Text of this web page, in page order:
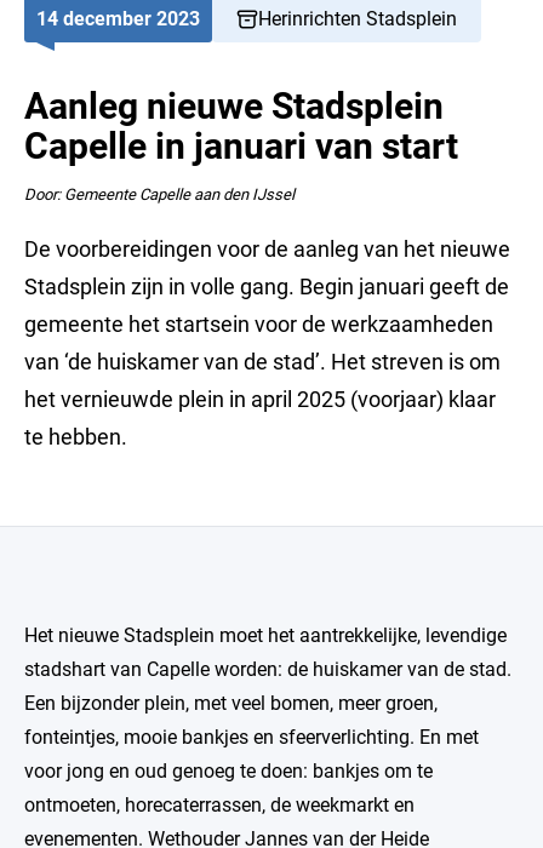
14 december 2023 Herinrichten Stadsplein
Aanleg nieuwe Stadsplein
Capelle in januari van start
Door: Gemeente Capelle aan den IJssel
De voorbereidingen voor de aanleg van het nieuwe
Stadsplein zijn in volle gang. Begin januari geeft de
gemeente het startsein voor de werkzaamheden
van ‘de huiskamer van de stad’. Het streven is om
het vernieuwde plein in april 2025 (voorjaar) klaar
te hebben.
Het nieuwe Stadsplein moet het aantrekkelijke, levendige
stadshart van Capelle worden: de huiskamer van de stad.
Een bijzonder plein, met veel bomen, meer groen,
fonteintjes, mooie bankjes en sfeerverlichting. En met
voor jong en oud genoeg te doen: bankjes om te
ontmoeten, horecaterrassen, de weekmarkt en
evenementen. Wethouder Jannes van der Heide